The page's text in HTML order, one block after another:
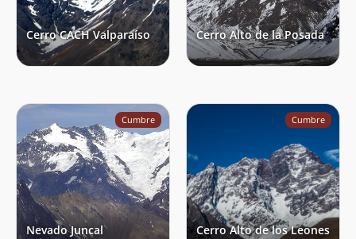
Cerro CACH Valparaíso Cerro Alto de la Posada
Cumbre
Nevado Juncal
Cumbre
Cerro Alto de los Leones